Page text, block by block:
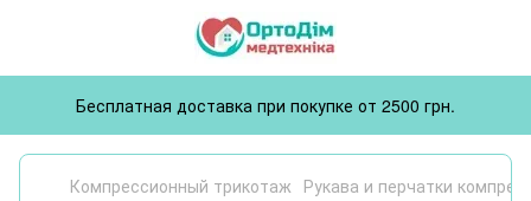
Бесплатная доставка при покупке от 2500 грн.
Компрессионный трикотаж Рукава и перчатки